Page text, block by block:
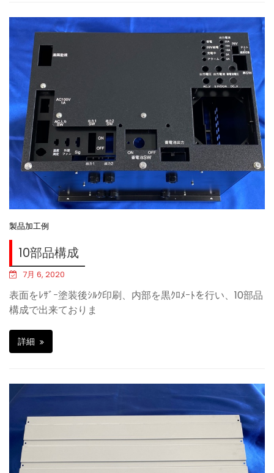
製品加工例
10部品構成
7月 6, 2020
表面をﾚｻﾞｰ塗装後ｼﾙｸ印刷、内部を黒ｸﾛﾒｰﾄを行い、10部品
構成で出来ておりま
詳細